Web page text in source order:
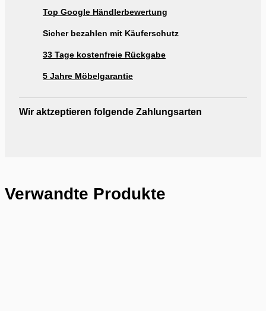
Top Google Händlerbewertung
Sicher bezahlen mit Käuferschutz
33 Tage kostenfreie Rückgabe
5 Jahre Möbelgarantie
Wir aktzeptieren folgende Zahlungsarten
Verwandte Produkte